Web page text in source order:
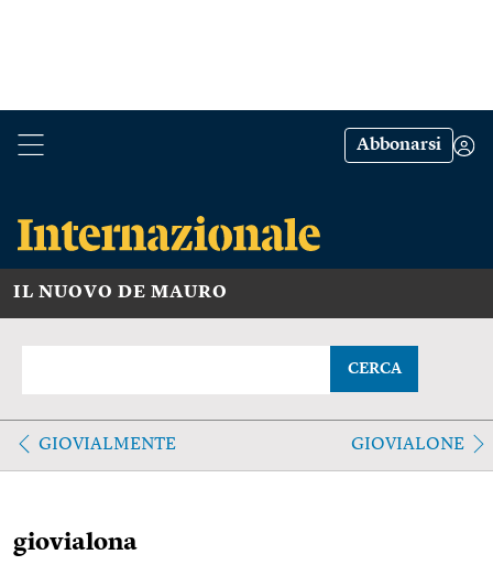
Abbonarsi
IL NUOVO DE MAURO
CERCA
GIOVIALMENTE GIOVIALONE
giovialona